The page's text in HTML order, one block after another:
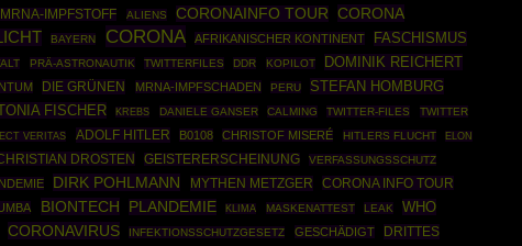
MRNA-IMPFSTOFF ALIENS CORONAINFO TOUR
CORONA
BAYERN CORONA AFRIKANISCHER KONTINENT
FASCHISMUS
PRÄ-ASTRONAUTIK TWITTERFILES DDR KOPILOT DOMINIK REICHERT
DIE GRÜNEN MRNA-IMPFSCHADEN PERU STEFAN HOMBURG
FISCHER KREBS DANIELE GANSER CALMING TWITTER-FILES
TWITTER
VERITAS ADOLF HITLER B0108 CHRISTOF MISERÉ HITLERS FLUCHT ELON
DROSTEN GEISTERERSCHEINUNG
VERFASSUNGSSCHUTZ
DIRK POHLMANN MYTHEN METZGER
CORONA INFO TOUR
BIONTECH PLANDEMIE KLIMA MASKENATTEST LEAK WHO
CORONAVIRUS INFEKTIONSSCHUTZGESETZ GESCHÄDIGT
DRITTES